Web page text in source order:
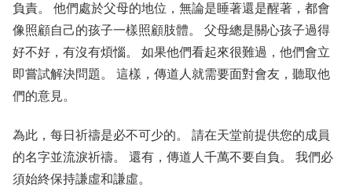
負責。 他們處於父母的地位，無論是睡著還是醒著，都會
像照顧自己的孩子一樣照顧肢體。 父母總是關心孩子過得
好不好，有沒有煩惱。 如果他們看起來很難過，他們會立
即嘗試解決問題。 這樣，傳道人就需要面對會友，聽取他
們的意見。
為此，每日祈禱是必不可少的。 請在天堂前提供您的成員
的名字並流淚祈禱。 還有，傳道人千萬不要自負。 我們必
須始終保持謙虛和謙虛。